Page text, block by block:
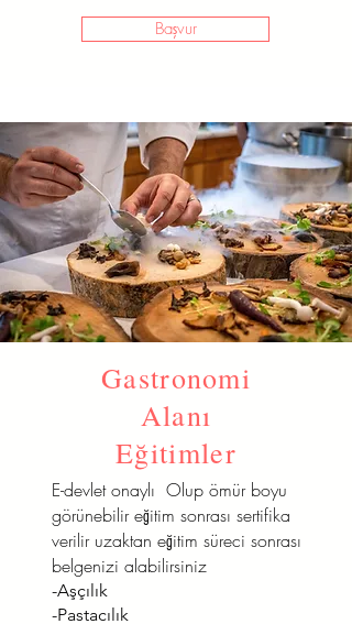
Başvur
Gastronomi
Alanı
Eğitimler
E-devlet onaylı Olup ömür boyu
görünebilir eğitim sonrası sertifika
verilir uzaktan eğitim süreci sonrası
belgenizi alabilirsiniz
-Aşçılık
-Pastacılık